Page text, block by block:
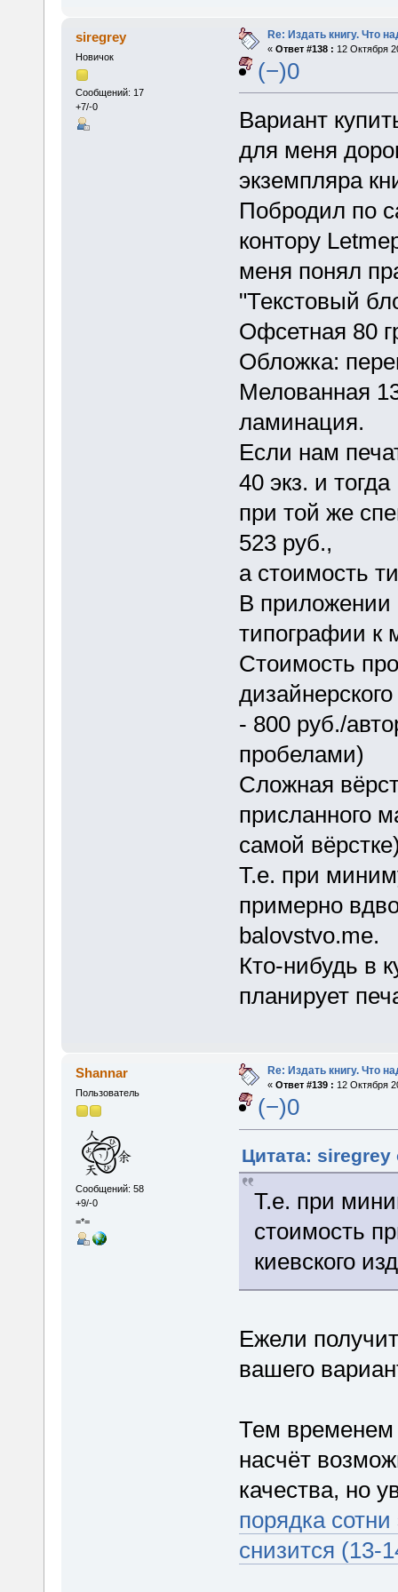
siregrey
Новичок
Сообщений: 17
+7/-0
Re: Издать книгу. Что
« Ответ #138 : 12 Октября
(−)0
Вариант
для меня
экземпляра
Побродил по
контору
меня понял
"Текстовый
Офсетная 80
Обложка:
Мелованная
ламинация.
Если нам
40 экз. и тогда
при той же
523 руб.,
а стоимость
В
типографии к
Стоимость
- 800 руб./
пробелами)
Сложная
присланного
самой
Т.е. при
примерно
balovstvo.me.
Кто-нибудь в
планирует
Shannar
Пользователь
Сообщений: 58
+9/-0
=*=
Re: Издать книгу. Что
« Ответ #139 : 12 Октября
(−)0
Цитата: siregrey
Т.е. при
стоимость
киевского
Ежели
вашего
Тем временем
насчёт
качества, но
порядка
снизится (13-